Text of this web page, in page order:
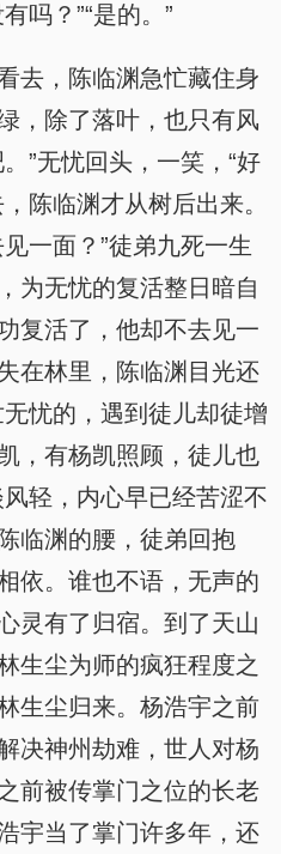
吗？”“是的。”
去，陈临渊急忙藏住身
，除了落叶，也只有风
”无忧回头，一笑，“好
陈临渊才从树后出来。
一面？”徒弟九死一生
为无忧的复活整日暗自
复活了，他却不去见一
在林里，陈临渊目光还
忧的，遇到徒儿却徒增
，有杨凯照顾，徒儿也
轻，内心早已经苦涩不
临渊的腰，徒弟回抱
依。谁也不语，无声的
灵有了归宿。到了天山
生尘为师的疯狂程度之
生尘归来。杨浩宇之前
决神州劫难，世人对杨
前被传掌门之位的长老
宇当了掌门许多年，还